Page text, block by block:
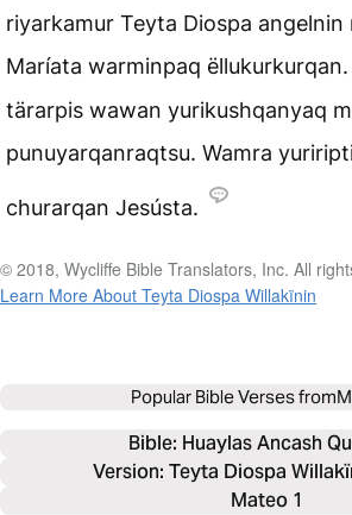
riyarkamur Teyta Diospa angelnin
Maríata warminpaq ëllukurkurqan.
tärarpis wawan yurikushqanyaq
punuyarqanraqtsu. Wamra
churarqan Jesústa.
© 2018, Wycliffe Bible Translators, Inc. All
Learn More About Teyta Diospa Willakïnin
Popular Bible Verses from
Bible: Huaylas Ancash
Version: Teyta Diospa
Mateo 1